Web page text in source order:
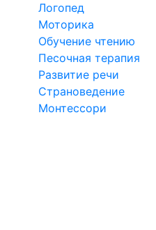
Логопед
Моторика
Обучение чтению
Песочная терапия
Развитие речи
Страноведение
Монтессори